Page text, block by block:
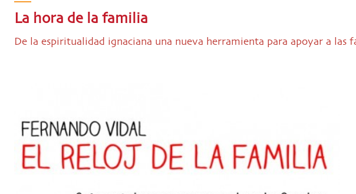
La hora de la familia
De la espiritualidad ignaciana una nueva herramienta para apoyar a las